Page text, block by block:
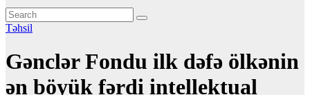
Təhsil
Gənclər Fondu ilk dəfə ölkənin
ən böyük fərdi intellektual